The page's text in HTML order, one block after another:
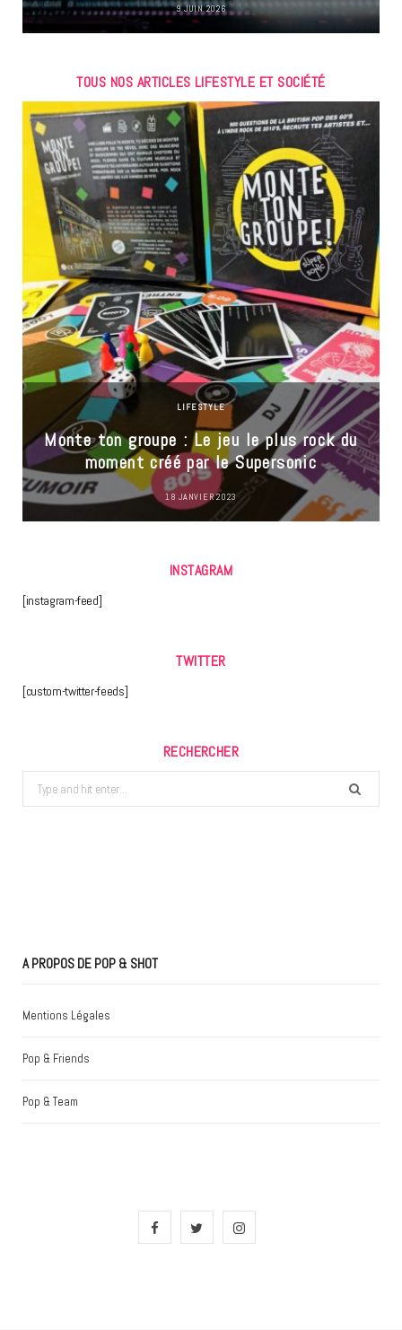
9 JUIN 2026
TOUS NOS ARTICLES LIFESTYLE ET SOCIÉTÉ
LIFESTYLE
Monte ton groupe : Le jeu le plus rock du
moment créé par le Supersonic
18 JANVIER 2023
INSTAGRAM
[instagram-feed]
TWITTER
[custom-twitter-feeds]
RECHERCHER
Search
for:
A PROPOS DE POP & SHOT
Mentions Légales
Pop & Friends
Pop & Team
F
I